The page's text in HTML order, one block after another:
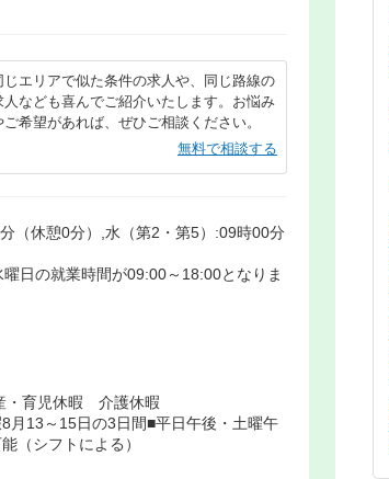
じエリアで似た条件の求人や、同じ路線の
人なども喜んでご紹介いたします。お悩み
ご希望があれば、ぜひご相談ください。
無料で相談する
（休憩0分）,水（第2・第5）:09時00分
日の就業時間が09:00～18:00となりま
育児休暇 介護休暇
月13～15日の3日間■平日午後・土曜午
（シフトによる）